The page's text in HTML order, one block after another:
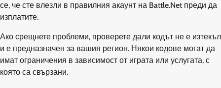
се, че сте влезли в правилния акаунт на Battle.Net преди да
изплатите.
Ако срещнете проблеми, проверете дали кодът не е изтекъл
и е предназначен за вашия регион. Някои кодове могат да
имат ограничения в зависимост от играта или услугата, с
която са свързани.